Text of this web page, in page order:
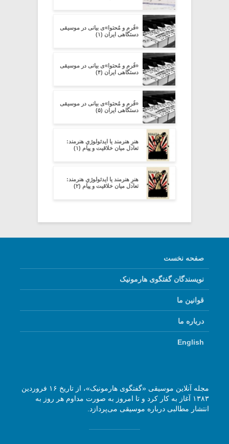
«فُرم و مُحتوا»ی بیانی در موسیقی
دستگاهی ایران (۱)
«فُرم و مُحتوا»ی بیانی در موسیقی
دستگاهی ایران (۴)
«فُرم و مُحتوا»ی بیانی در موسیقی
دستگاهی ایران (۵)
هنرِ هنرمند یا ایدئولوژیِ هنرمند:
تعادل میان خلاقیت و پیام (۱)
هنرِ هنرمند یا ایدئولوژیِ هنرمند:
تعادل میان خلاقیت و پیام (۲)
صفحه نخست
نویسندگان گفتگوی هارمونیک
قوانین ما
درباره ما
English
مجله آنلاین موسیقی «گفتگوی هارمونیک»، از تاریخ ۱۶ فروردین
۱۳۸۳ آغاز به کار کرد و تا امروز به صورت مداوم هر روز به
انتشار مطالبی درباره موسیقی می‌پردازد.